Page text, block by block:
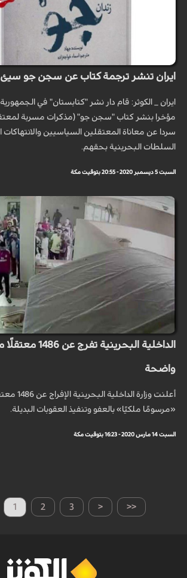
ايران تنشر ترجمة كتاب عن سجن جو سيئ
ايران _ الكوثر: قام دار نشر "كتابستان" في الجمهورية
مؤخرا بنشر كتاب "سجن جو" (مذكرات مسربة
سردا عن معاناة المعتقلين السياسيين والانتهاكات
السلطات البحرينية بحقهم.
السبت 5 ديسمبر 2020 - 20:55 بتوقيت مكة
الداخلية
واضحة
أعلنت وزارة
«مرسومًا ملكيًا» بالعفو وتنفيذ العقوبات البديلة.
السبت 14 مارس 2020 - 16:23 بتوقيت مكة
1 2 3 < <<